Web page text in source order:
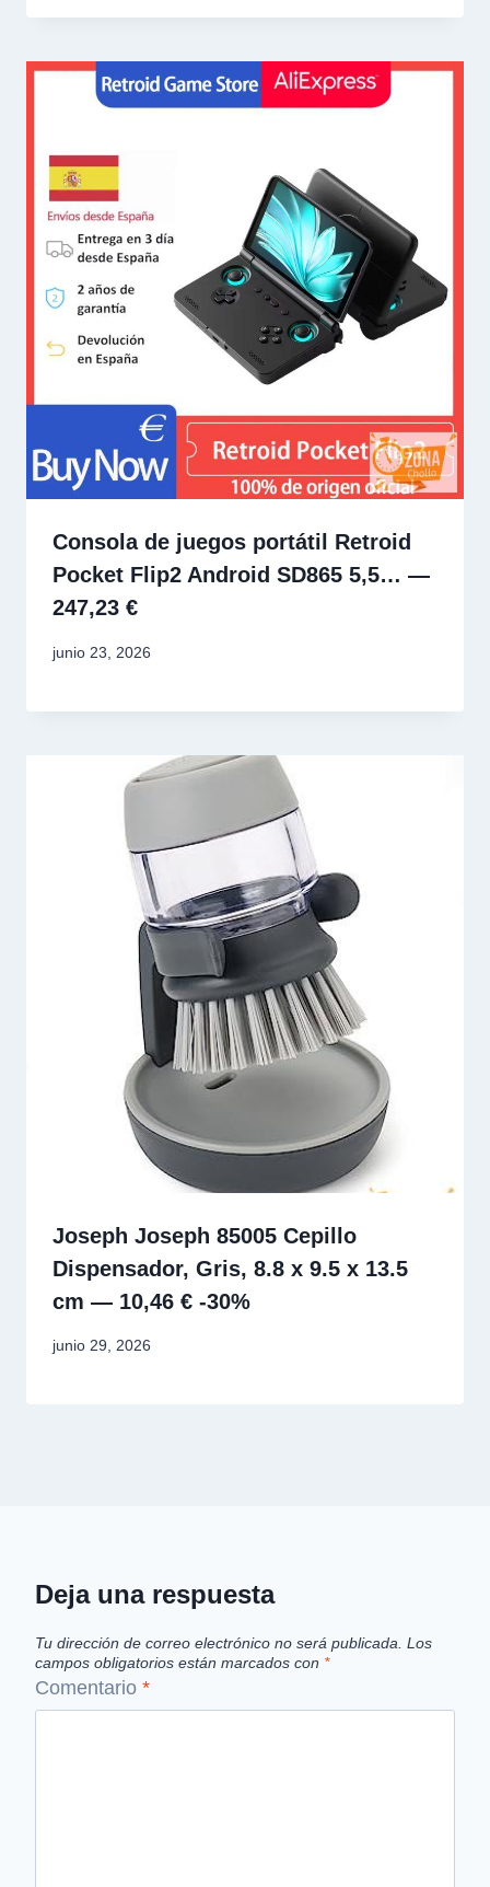
Consola de juegos portátil Retroid
Pocket Flip2 Android SD865 5,5… —
247,23 €
junio 23, 2026
Joseph Joseph 85005 Cepillo
Dispensador, Gris, 8.8 x 9.5 x 13.5
cm — 10,46 € -30%
junio 29, 2026
Deja una respuesta
Tu dirección de correo electrónico no será publicada. Los
campos obligatorios están marcados con *
Comentario *